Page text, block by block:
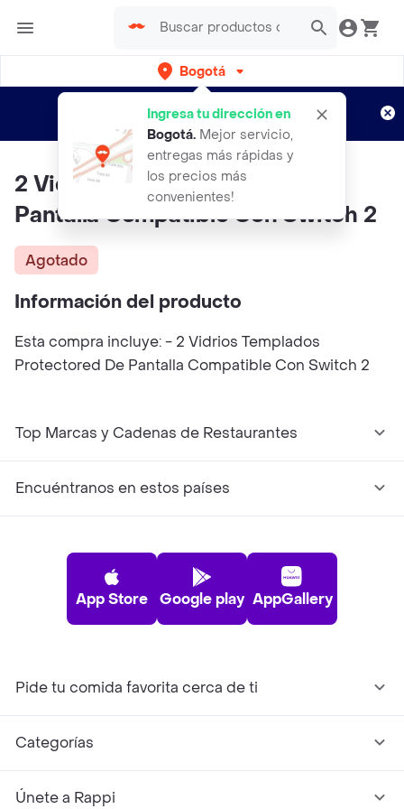
Bogotá
Ingresa tu dirección en
Bogotá. Mejor servicio,
entregas más rápidas y
los precios más
convenientes!
envíos gratis por semanas
Aplican TyC
2 Vidrio Templado Protector
Pantalla Compatible Con Switch 2
Agotado
Información del producto
Esta compra incluye: - 2 Vidrios Templados
Protectored De Pantalla Compatible Con Switch 2
Top Marcas y Cadenas de Restaurantes
Encuéntranos en estos países
App Store Google play AppGallery
Pide tu comida favorita cerca de ti
Categorías
Únete a Rappi